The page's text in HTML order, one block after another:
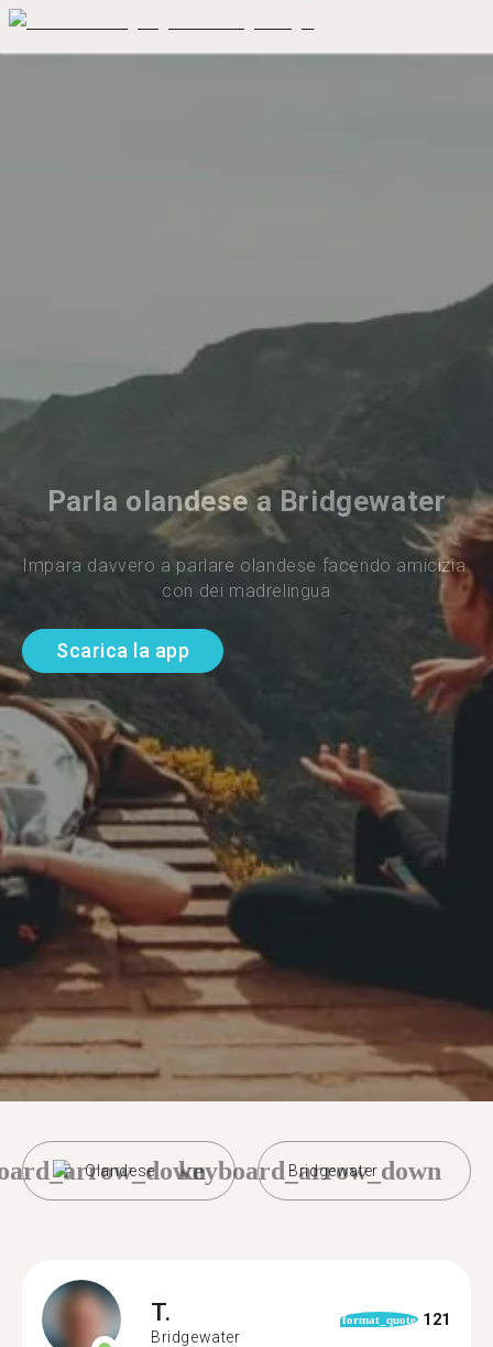
Parla olandese a Bridgewater
Impara davvero a parlare olandese facendo amicizia
con dei madrelingua
Scarica la app
Olandese Bridgewater
keyboard_arrow_down
T.
Bridgewater
format_quote 121